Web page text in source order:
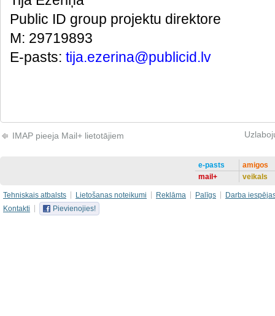
Public ID group projektu direktore
M: 29719893
E-pasts: tija.ezerina@publicid.lv
IMAP pieeja Mail+ lietotājiem
e-pasts
mail+
amigos
veikals
Tehniskais atbalsts Lietošanas noteikumi Reklāma Palīgs
Darba
Kontakti
Pievienojies!